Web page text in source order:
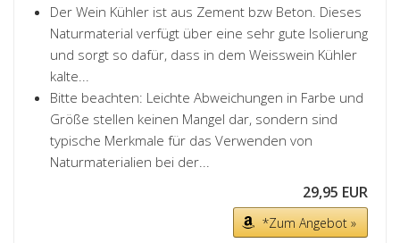
Der Wein Kühler ist aus Zement bzw Beton. Dieses
Naturmaterial verfügt über eine sehr gute Isolierung
und sorgt so dafür, dass in dem Weisswein Kühler
kalte...
Bitte beachten: Leichte Abweichungen in Farbe und
Größe stellen keinen Mangel dar, sondern sind
typische Merkmale für das Verwenden von
Naturmaterialien bei der...
29,95 EUR
*Zum Angebot »